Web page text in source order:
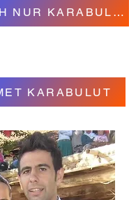
FERAH NUR KARABULUT
KARABULUT